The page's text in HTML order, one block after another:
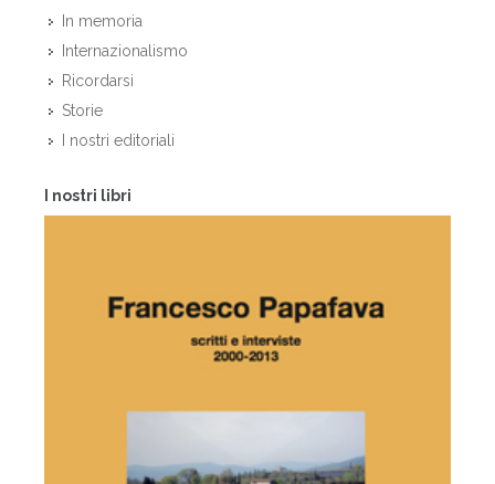
In memoria
Internazionalismo
Ricordarsi
Storie
I nostri editoriali
I nostri libri